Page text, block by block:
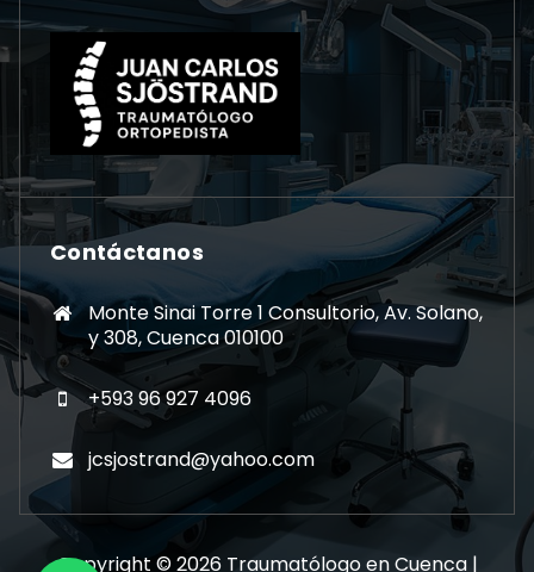
Contáctanos
Monte Sinai Torre 1 Consultorio, Av. Solano,
y 308, Cuenca 010100
+593 96 927 4096
jcsjostrand@yahoo.com
Copyright © 2026 Traumatólogo en Cuenca |